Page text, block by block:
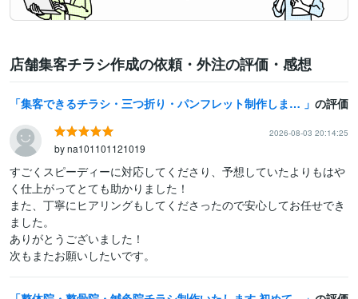
店舗集客チラシ作成の依頼・外注の評価・感想
集客できるチラシ・三つ折り・パンフレット制作します 店舗キャンペーン・イベント集客支援 の評価
2026-08-03 20:14:25
by na101101121019
すごくスピーディーに対応してくださり、予想していたよりもはや
く仕上がってとても助かりました！
また、丁寧にヒアリングもしてくださったので安心してお任せでき
ました。
ありがとうございました！
次もまたお願いしたいです。